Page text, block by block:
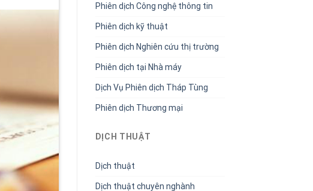
Phiên dịch Công nghệ thông tin
Phiên dịch kỹ thuật
Phiên dịch Nghiên cứu thị trường
Phiên dịch tại Nhà máy
Dịch Vụ Phiên dịch Tháp Tùng
Phiên dịch Thương mại
DỊCH THUẬT
Dịch thuật
Dịch thuật chuyên nghành